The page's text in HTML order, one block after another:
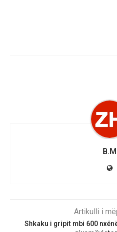
B.M
Artikulli i
Shkaku i gripit mbi 600